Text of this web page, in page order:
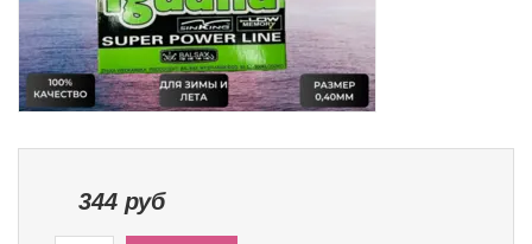
344 руб